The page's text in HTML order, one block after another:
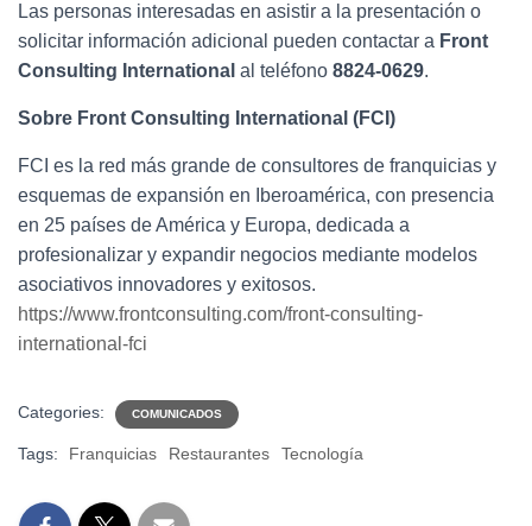
Las personas interesadas en asistir a la presentación o
solicitar información adicional pueden contactar a Front
Consulting International al teléfono 8824-0629.
Sobre Front Consulting International (FCI)
FCI es la red más grande de consultores de franquicias y
esquemas de expansión en Iberoamérica, con presencia
en 25 países de América y Europa, dedicada a
profesionalizar y expandir negocios mediante modelos
asociativos innovadores y exitosos.
https://www.frontconsulting.com/front-consulting-
international-fci
Categories: COMUNICADOS
Tags: Franquicias Restaurantes Tecnología